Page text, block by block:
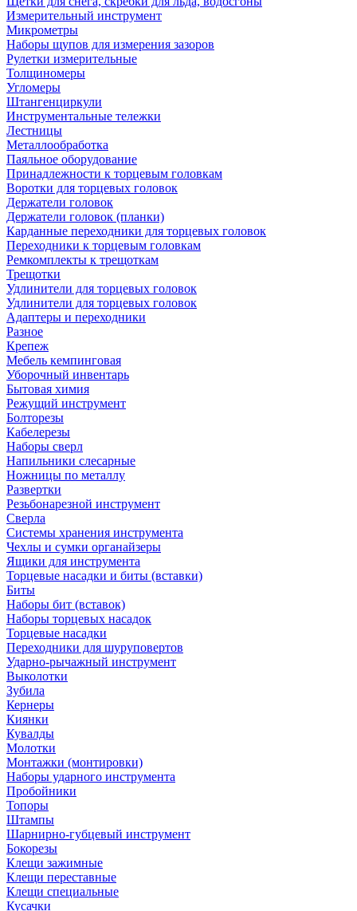
Измерительный инструмент
Микрометры
Наборы щупов для измерения зазоров
Рулетки измерительные
Толщиномеры
Угломеры
Штангенциркули
Инструментальные тележки
Лестницы
Металлообработка
Паяльное оборудование
Принадлежности к торцевым головкам
Воротки для торцевых головок
Держатели головок
Держатели головок (планки)
Карданные переходники для торцевых головок
Переходники к торцевым головкам
Ремкомплекты к трещоткам
Трещотки
Удлинители для торцевых головок
Удлинители для торцевых головок
Адаптеры и переходники
Разное
Крепеж
Мебель кемпинговая
Уборочный инвентарь
Бытовая химия
Режущий инструмент
Болторезы
Кабелерезы
Наборы сверл
Напильники слесарные
Ножницы по металлу
Развертки
Резьбонарезной инструмент
Сверла
Системы хранения инструмента
Чехлы и сумки органайзеры
Ящики для инструмента
Торцевые насадки и биты (вставки)
Биты
Наборы бит (вставок)
Наборы торцевых насадок
Торцевые насадки
Переходники для шуруповертов
Ударно-рычажный инструмент
Выколотки
Зубила
Кернеры
Киянки
Кувалды
Молотки
Монтажки (монтировки)
Наборы ударного инструмента
Пробойники
Топоры
Штампы
Шарнирно-губцевый инструмент
Бокорезы
Клещи зажимные
Клещи переставные
Клещи специальные
Кусачки